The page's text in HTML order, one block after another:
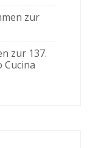
zur
zur 137.
Cucina